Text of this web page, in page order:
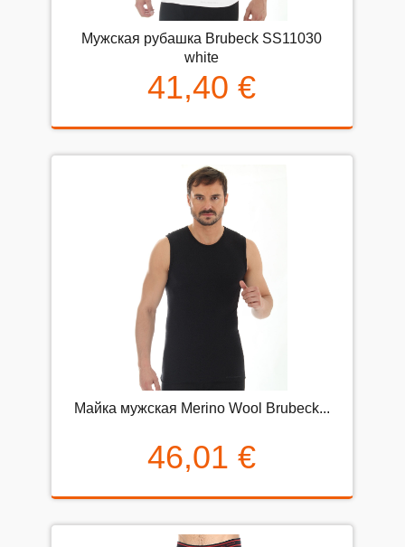
Mужская рубашка Brubeck SS11030
white
41,40 €
Майка мужская Merino Wool Brubeck...
46,01 €